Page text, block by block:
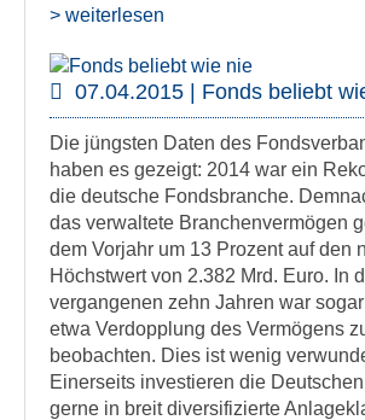
> weiterlesen
07.04.2015 | Fonds beliebt
Die jüngsten Daten des
haben es gezeigt: 2014 war ein
die deutsche Fondsbranche.
das verwaltete Branchenvermögen
dem Vorjahr um 13 Prozent auf den
Höchstwert von 2.382 Mrd. Euro. In
vergangenen zehn Jahren war
etwa Verdopplung des Vermögens
beobachten. Dies ist wenig
Einerseits investieren die
gerne in breit diversifizierte